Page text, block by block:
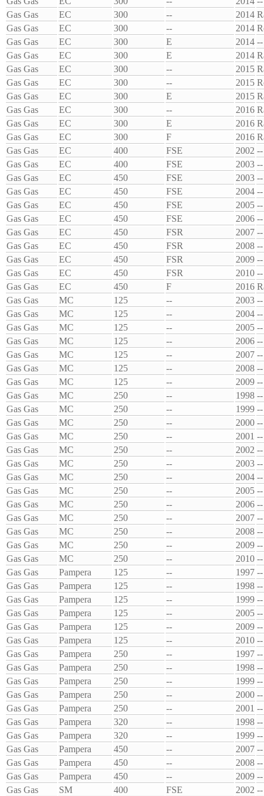
Gas Gas
EC 300 -- 2014
Gas Gas
EC 300 -- 2014
Gas Gas
EC 300 E 2014 --
Gas Gas
EC 300 E 2014
Gas Gas
EC 300 -- 2015
Gas Gas
EC 300 -- 2015
Gas Gas
EC 300 E 2015
Gas Gas
EC 300 -- 2016
Gas Gas
EC 300 E 2016
Gas Gas
EC 300 F 2016
Gas Gas
EC 400 FSE 2002 --
Gas Gas
EC 400 FSE 2003 --
Gas Gas
EC 450 FSE 2003 --
Gas Gas
EC 450 FSE 2004 --
Gas Gas
EC 450 FSE 2005 --
Gas Gas
EC 450 FSE 2006 --
Gas Gas
EC 450 FSR 2007 --
Gas Gas
EC 450 FSR 2008 --
Gas Gas
EC 450 FSR 2009 --
Gas Gas
EC 450 FSR 2010 --
Gas Gas
EC 450 F 2016
Gas Gas
MC 125 -- 2003 --
Gas Gas
MC 125 -- 2004 --
Gas Gas
MC 125 -- 2005 --
Gas Gas
MC 125 -- 2006 --
Gas Gas
MC 125 -- 2007 --
Gas Gas
MC 125 -- 2008 --
Gas Gas
MC 125 -- 2009 --
Gas Gas
MC 250 -- 1998 --
Gas Gas
MC 250 -- 1999 --
Gas Gas
MC 250 -- 2000 --
Gas Gas
MC 250 -- 2001 --
Gas Gas
MC 250 -- 2002 --
Gas Gas
MC 250 -- 2003 --
Gas Gas
MC 250 -- 2004 --
Gas Gas
MC 250 -- 2005 --
Gas Gas
MC 250 -- 2006 --
Gas Gas
MC 250 -- 2007 --
Gas Gas
MC 250 -- 2008 --
Gas Gas
MC 250 -- 2009 --
Gas Gas
MC 250 -- 2010 --
Gas Gas
Pampera 125 -- 1997 --
Gas Gas
Pampera 125 -- 1998 --
Gas Gas
Pampera 125 -- 1999 --
Gas Gas
Pampera 125 -- 2005 --
Gas Gas
Pampera 125 -- 2009 --
Gas Gas
Pampera 125 -- 2010 --
Gas Gas
Pampera 250 -- 1997 --
Gas Gas
Pampera 250 -- 1998 --
Gas Gas
Pampera 250 -- 1999 --
Gas Gas
Pampera 250 -- 2000 --
Gas Gas
Pampera 250 -- 2001 --
Gas Gas
Pampera 320 -- 1998 --
Gas Gas
Pampera 320 -- 1999 --
Gas Gas
Pampera 450 -- 2007 --
Gas Gas
Pampera 450 -- 2008 --
Gas Gas
Pampera 450 -- 2009 --
Gas Gas
SM 400 FSE 2002 --